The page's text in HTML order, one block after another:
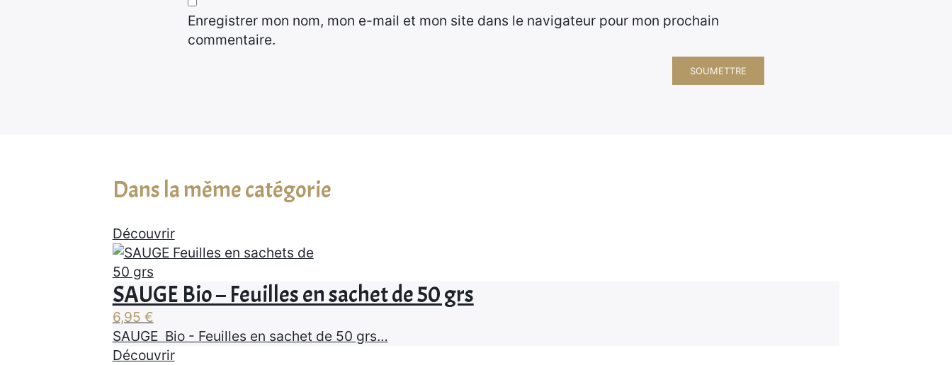
Enregistrer mon nom, mon e-mail et mon site dans le navigateur pour mon prochain
commentaire.
Dans la même catégorie
Découvrir
SAUGE Bio – Feuilles en sachet de 50 grs
6,95 €
SAUGE Bio - Feuilles en sachet de 50 grs…
Découvrir